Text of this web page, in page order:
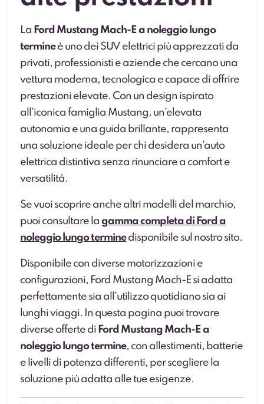
La Ford Mustang Mach-E a noleggio lungo
termineè uno dei SUV elettrici più apprezzati da
privati, professionisti e aziende che cercano una
vettura moderna, tecnologica e capace di offrire
prestazioni elevate. Con un design ispirato
all’iconica famiglia Mustang, un’elevata
autonomia e una guida brillante, rappresenta
una soluzione ideale per chi desidera un’auto
elettrica distintiva senza rinunciare a comfort e
versatilità.
Se vuoi scoprire anche altri modelli del marchio,
puoi consultare lagamma completa di Ford a
noleggio lungo terminedisponibile sul nostro sito.
Disponibile con diverse motorizzazioni e
configurazioni, Ford Mustang Mach-E si adatta
perfettamente sia all’utilizzo quotidiano sia ai
lunghi viaggi. In questa pagina puoi trovare
diverse offerte di Ford Mustang Mach-E a
noleggio lungo termine, con allestimenti, batterie
e livelli di potenza differenti, per scegliere la
soluzione più adatta alle tue esigenze.